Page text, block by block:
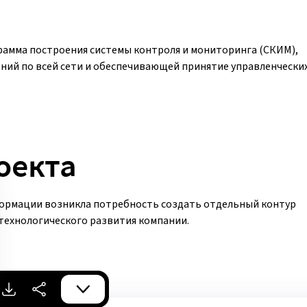
построения системы контроля и мониторинга (СКИМ),
по всей сети и обеспечивающей принятие
возникла потребность создать отдельный контур
развития компании.